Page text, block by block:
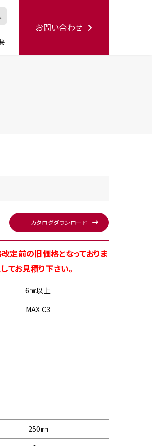
シリーズ
お問い合わせ
カタログダウンロード
定前の旧価格となっておりま
てお見積り下さい。
6㎜以上
MAX C3
250㎜